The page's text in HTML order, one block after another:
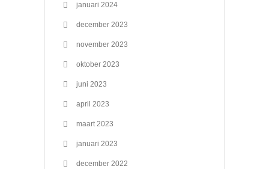
januari 2024
december 2023
november 2023
oktober 2023
juni 2023
april 2023
maart 2023
januari 2023
december 2022